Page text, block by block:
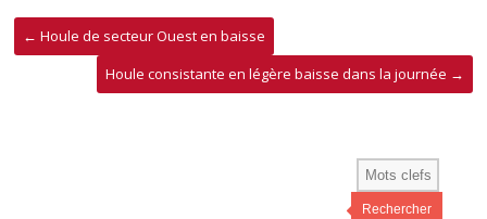
← Houle de secteur Ouest en baisse
Houle consistante en légère baisse dans la journée →
Rechercher